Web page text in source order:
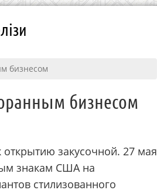
бизнесом
бизнесом
закусочной. 27 мая
знакам США на
стилизованного